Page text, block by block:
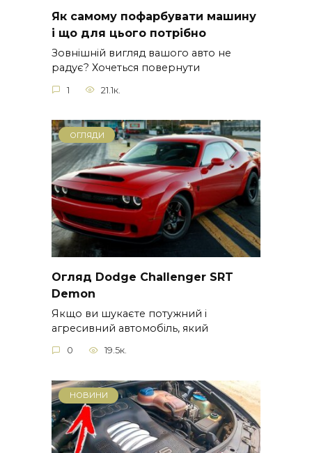
Як самому пофарбувати машину
і що для цього потрібно
Зовнішній вигляд вашого авто не
радує? Хочеться повернути
1 21.1к.
ОГЛЯДИ
Огляд Dodge Challenger SRT
Demon
Якщо ви шукаєте потужний і
агресивний автомобіль, який
0 19.5к.
НОВИНИ